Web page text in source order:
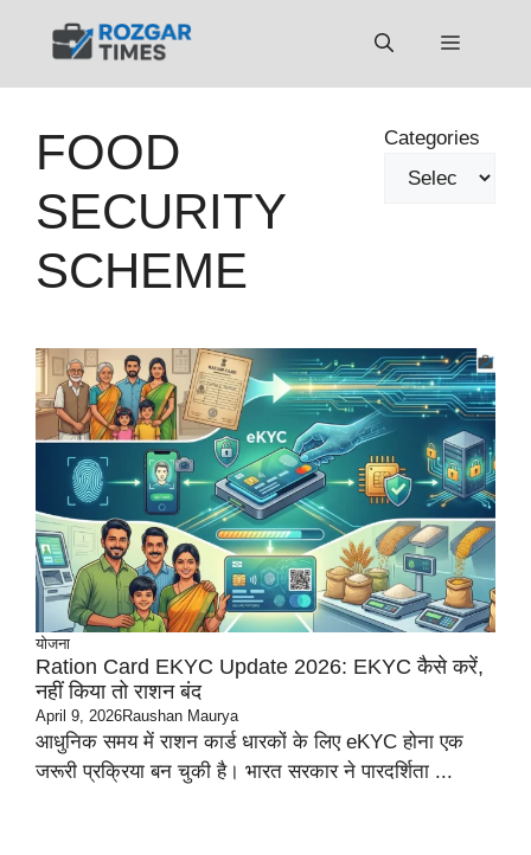
Menu
FOOD
SECURITY
SCHEME
Categories
योजना
Ration Card EKYC Update 2026: EKYC कैसे करें,
नहीं किया तो राशन बंद
April 9, 2026Raushan Maurya
आधुनिक समय में राशन कार्ड धारकों के लिए eKYC होना एक
जरूरी प्रक्रिया बन चुकी है। भारत सरकार ने पारदर्शिता ...